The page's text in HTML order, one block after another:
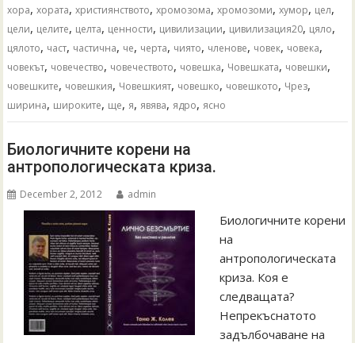
хора,хората,християнството,хромозома,хромозоми,хумор, цел,
цели, целите, целта, ценности, цивилизации, цивилизация20, цяло,
цялото, част, частична, че, черта, чиято, членове, човек, човека,
човекът, човечество, човечеството, човешка, Човешката, човешки,
човешките, човешкия, Човешкият, човешко, човешкото, Чрез,
ширина, широките, ще, я, явява, ядро, ясно
Биологичните корени на
антропологическата криза.
December 2, 2012 admin
Биологичните корени
на
антропологическата
криза. Коя е
следващата?
Непрекъснатото
задълбочаване на